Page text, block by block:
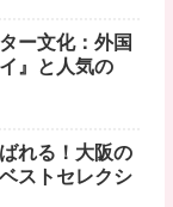
ー文化：外国
』と人気の
れる！大阪の
ストセレクシ